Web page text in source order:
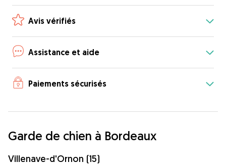
Avis vérifiés
Assistance et aide
Paiements sécurisés
Garde de chien à Bordeaux
Villenave-d'Ornon (15)